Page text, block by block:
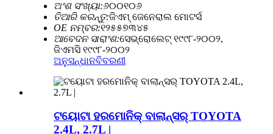
ଅଂଶ ସଂଖ୍ୟା:୬୦୦୧୦୬
ତିଆରି କରନ୍ତୁ:ଜିଏମ୍ ଜେନେରାଲ ମୋଟର୍ସ
OE ନମ୍ବର:୧୨୫୫୭୩୪୫
ଆବେଦନ ସାରାଂଶ:ସେଭ୍ରୋଲେଟ୍ ୧୯୯୮-୨୦୦୨,
ଜିଏମସି ୧୯୯୮-୨୦୦୨
ଅନୁସନ୍ଧାନବିବରଣୀ
ଟୟୋଟା ହରମୋନିକ୍ ବାଲାନ୍ସର୍ TOYOTA
2.4L, 2.7L |